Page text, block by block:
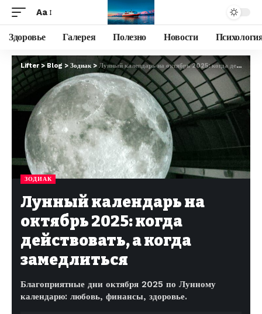
Aa
Здоровье Галерея Полезно Новости
Lifter> Blog > Зодиак> Лунный календарь на октябрь 2025: когда действовать, а когда замедлиться
ЗОДИАК
Лунный календарь на
октябрь 2025: когда
действовать, а когда
замедлиться
Благоприятные дни октября 2025 по Лунному
календарю: любовь, финансы, здоровье.